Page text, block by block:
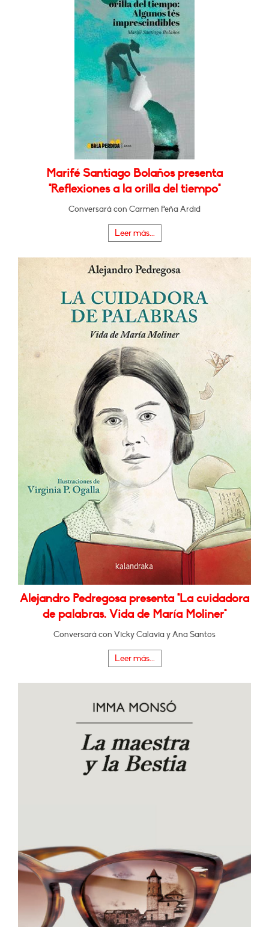
Marifé Santiago Bolaños presenta
"Reflexiones a la orilla del tiempo"
Conversará con Carmen Peña Ardid
Leer más...
Alejandro Pedregosa presenta "La cuidadora
de palabras. Vida de María Moliner"
Conversará con Vicky Calavia y Ana Santos
Leer más...